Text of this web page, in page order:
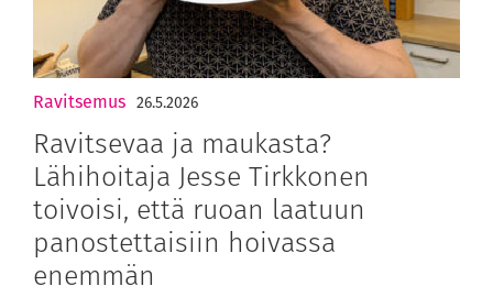
Ravitsemus 26.5.2026
Ravitsevaa ja maukasta?
Lähihoitaja Jesse Tirkkonen
toivoisi, että ruoan laatuun
panostettaisiin hoivassa
enemmän